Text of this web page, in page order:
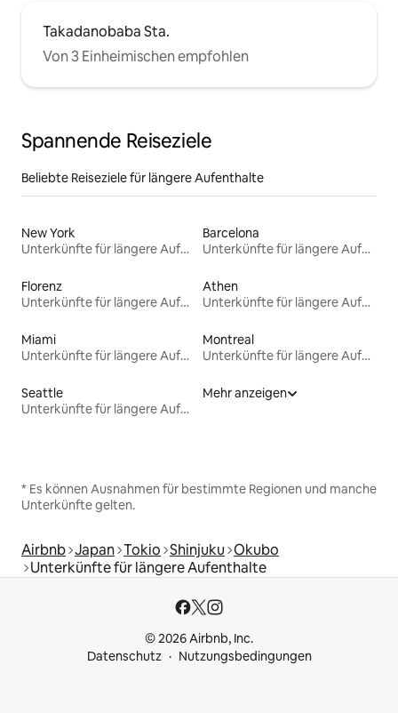
Takadanobaba Sta.
Von 3 Einheimischen empfohlen
Spannende Reiseziele
Beliebte Reiseziele für längere Aufenthalte
New York
Unterkünfte für längere Aufenthalte
Barcelona
Unterkünfte für längere Aufenthalte
Florenz
Unterkünfte für längere Aufenthalte
Athen
Unterkünfte für längere Aufenthalte
Miami
Unterkünfte für längere Aufenthalte
Montreal
Unterkünfte für längere Aufenthalte
Seattle
Unterkünfte für längere Aufenthalte
Mehr anzeigen
* Es können Ausnahmen für bestimmte Regionen und manche
Unterkünfte gelten.
Airbnb Japan Tokio Shinjuku Okubo
Unterkünfte für längere Aufenthalte
© 2026 Airbnb, Inc.
Datenschutz
Nutzungsbedingungen